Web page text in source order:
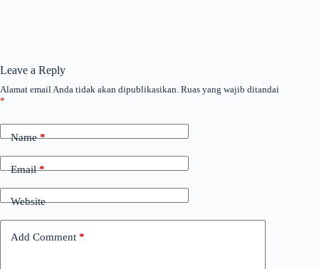
Leave a Reply
Alamat email Anda tidak akan dipublikasikan. Ruas yang wajib ditandai
*
Name*
Email*
Website
Add Comment *